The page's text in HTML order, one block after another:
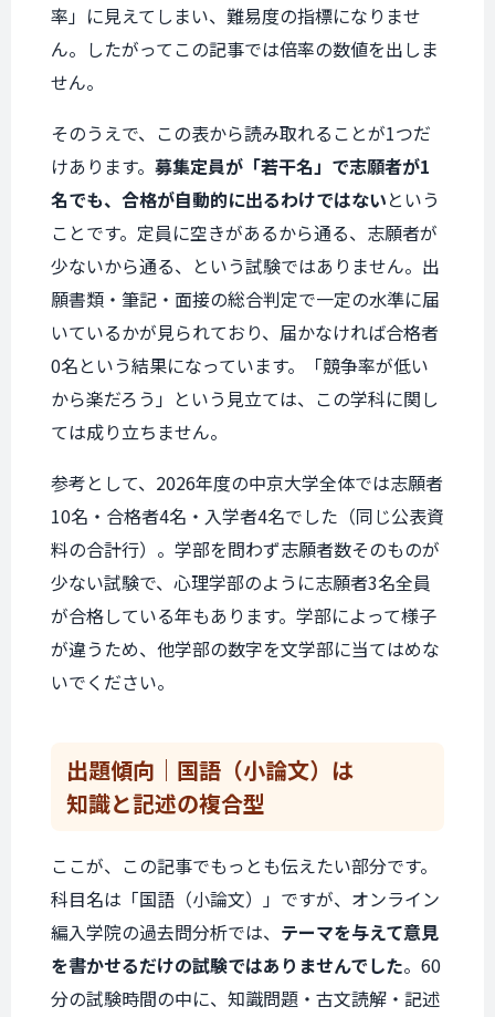
率」に見えてしまい、難易度の指標になりませ
ん。したがってこの記事では倍率の数値を出しま
せん。
そのうえで、この表から読み取れることが1つだ
けあります。 募集定員が「若干名」で志願者が1
名でも、合格が自動的に出るわけではないという
ことです。定員に空きがあるから通る、志願者が
少ないから通る、という試験ではありません。出
願書類・筆記・面接の総合判定で一定の水準に届
いているかが見られており、届かなければ合格者
0名という結果になっています。「競争率が低い
から楽だろう」という見立ては、この学科に関し
ては成り立ちません。
参考として、2026年度の中京大学全体では志願者
10名・合格者4名・入学者4名でした（同じ公表資
料の合計行）。学部を問わず志願者数そのものが
少ない試験で、心理学部のように志願者3名全員
が合格している年もあります。学部によって様子
が違うため、他学部の数字を文学部に当てはめな
いでください。
出題傾向｜ 国語（小論文）は
知識と記述の複合型
ここが、この記事でもっとも伝えたい部分です。
科目名は「国語（小論文）」ですが、オンライン
編入学院の過去問分析では、 テーマを与えて意見
を書かせるだけの試験ではありませんでした。60
分の試験時間の中に、知識問題・古文読解・記述